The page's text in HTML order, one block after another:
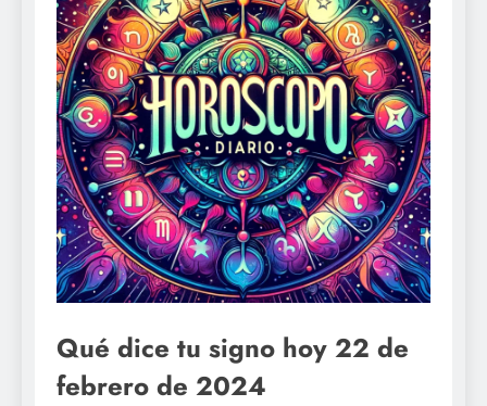
Qué dice tu signo hoy 22 de
febrero de 2024